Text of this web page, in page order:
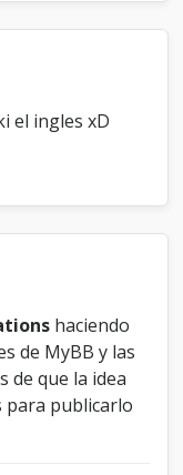
el ingles xD
haciendo
de MyBB y las
de que la idea
para publicarlo